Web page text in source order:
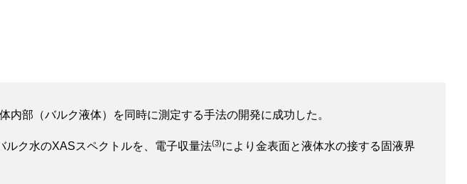
内部（バルク液体）を同時に測定する手法の開発に成功した。
ルク水のXASスペクトルを、電子収量法(3)により金表面と液体水の接する固液界